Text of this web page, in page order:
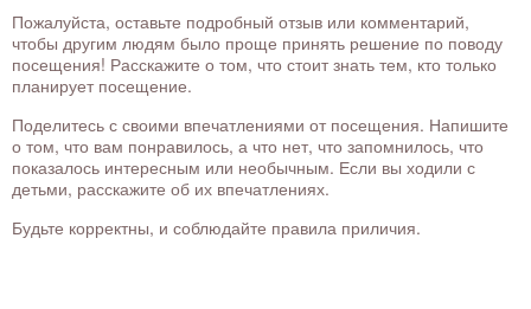
Пожалуйста, оставьте подробный отзыв или комментарий,
чтобы другим людям было проще принять решение по поводу
посещения! Расскажите о том, что стоит знать тем, кто только
планирует посещение.
Поделитесь с своими впечатлениями от посещения. Напишите
о том, что вам понравилось, а что нет, что запомнилось, что
показалось интересным или необычным. Если вы ходили с
детьми, расскажите об их впечатлениях.
Будьте корректны, и соблюдайте правила приличия.